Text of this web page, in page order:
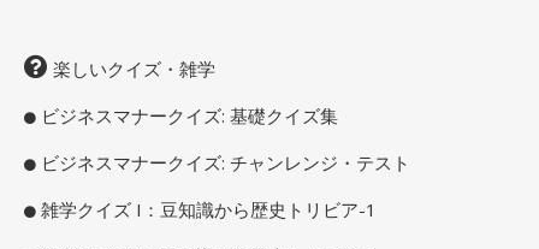
楽しいクイズ・雑学
ビジネスマナークイズ: 基礎クイズ集
ビジネスマナークイズ: チャンレンジ・テスト
雑学クイズ I：豆知識から歴史トリビア-1